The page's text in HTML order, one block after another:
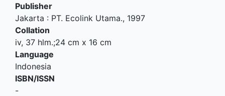
Publisher
Jakarta : PT. Ecolink Utama., 1997
Collation
iv, 37 hlm.;24 cm x 16 cm
Language
Indonesia
ISBN/ISSN
-